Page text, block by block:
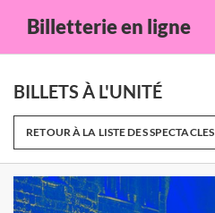
Billetterie en ligne
BILLETS À L'UNITÉ
RETOUR À LA LISTE DES SPECTACLES